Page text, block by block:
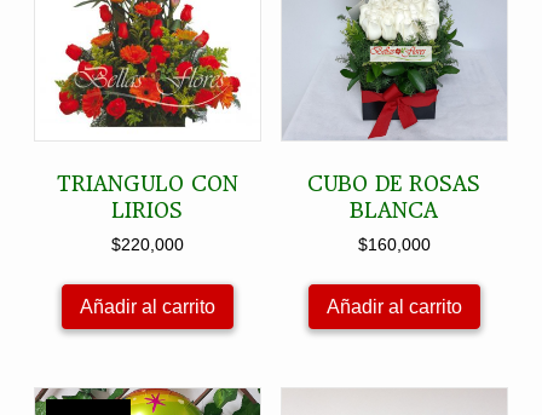
TRIANGULO CON
LIRIOS
$220,000
Añadir al carrito
CUBO DE ROSAS
BLANCA
$160,000
Añadir al carrito